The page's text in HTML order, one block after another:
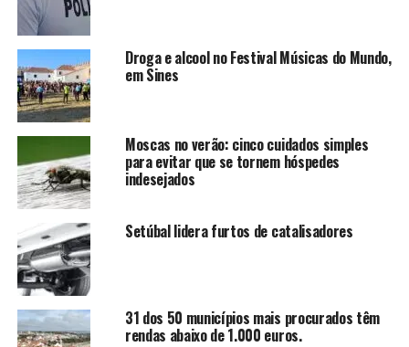
Droga e alcool no Festival Músicas do Mundo,
em Sines
Moscas no verão: cinco cuidados simples
para evitar que se tornem hóspedes
indesejados
Setúbal lidera furtos de catalisadores
31 dos 50 municípios mais procurados têm
rendas abaixo de 1.000 euros.